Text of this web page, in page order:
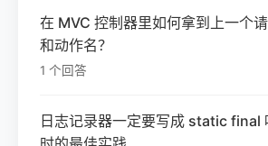
在 MVC 控制器里如何拿到上一个
和动作名？
1 个回答
日志记录器一定要写成 static final